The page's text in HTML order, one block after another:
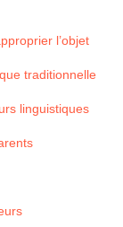
l’objet
traditionnelle
linguistiques